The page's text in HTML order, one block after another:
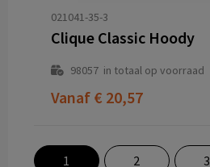
021041-35-3
Clique Classic Hoody
98057in totaal op voorraad
Vanaf € 20,57
1 2 3